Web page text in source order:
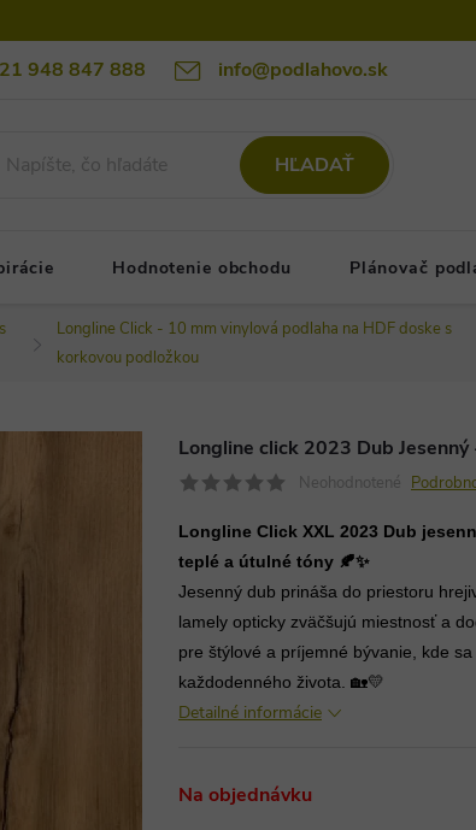
948 847 888 info@podlahovo.sk
údajov podlahovo.sk Reklamačné podmienky
HĽADAŤ
Hodnotenie obchodu Plánovač
Longline Click - 10 mm vinylová podlaha na HDF doske s
korkovou podložkou
Longline click 2023 Dub
Neohodnotené
Longline Click XXL 2023 Dub
teplé a útulné tóny 🍂✨
Jesenný dub prináša do priestoru
lamely opticky zväčšujú miestnosť a
pre štýlové a príjemné bývanie, kde
každodenného života. 🏡💛
Detailné informácie
Na objednávku